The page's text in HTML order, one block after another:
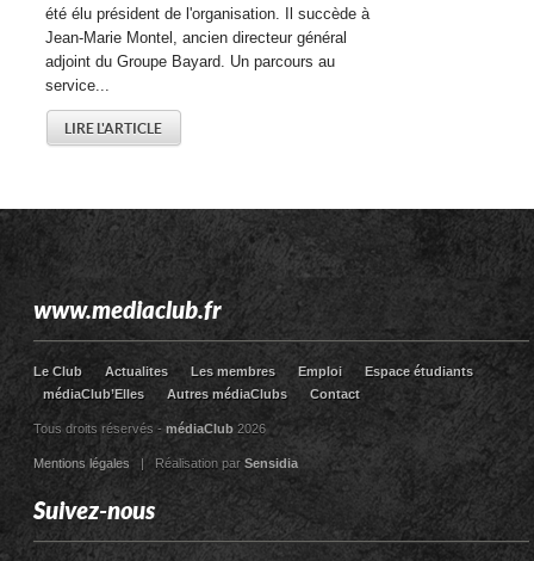
été élu président de l'organisation. Il succède à
Jean-Marie Montel, ancien directeur général
adjoint du Groupe Bayard. Un parcours au
service...
LIRE L'ARTICLE
www.mediaclub.fr
Le Club Actualites Les membres Emploi
Espace étudiants
médiaClub’Elles
Autres médiaClubs Contact
Tous droits réservés -médiaClub 2026
Mentions légales| Réalisation parSensidia
Suivez-nous